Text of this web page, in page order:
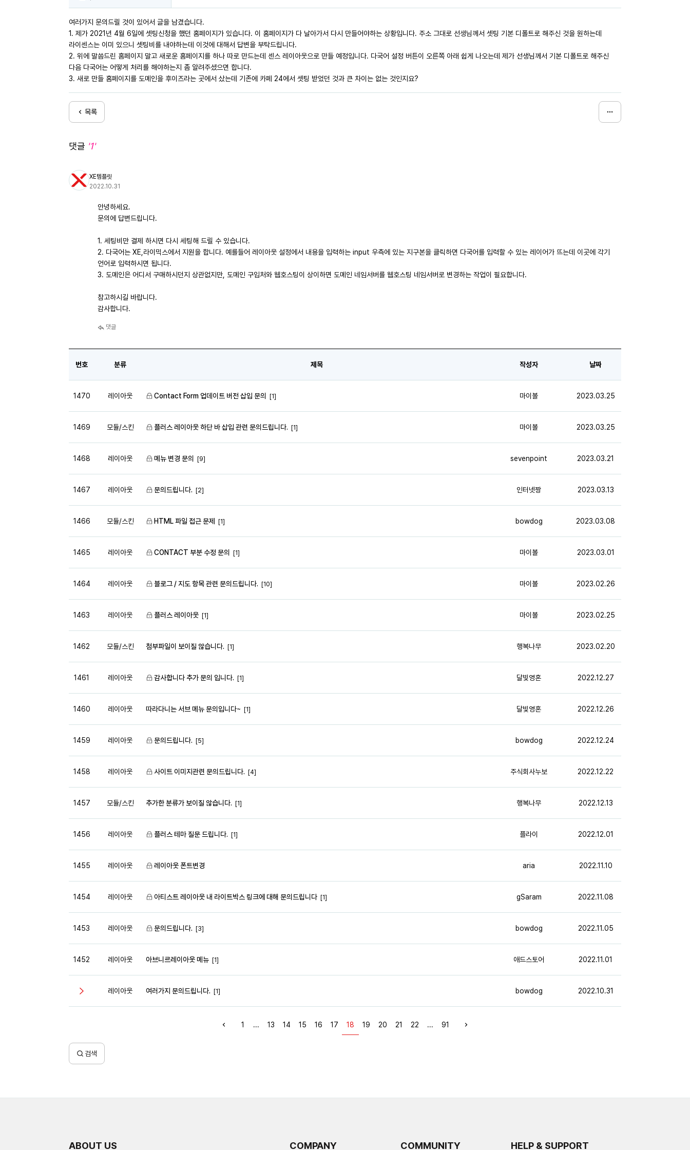
여러가지 문의드릴 것이 있어서 글을 남겼습니다.
1. 제가 2021년 4월 6일에 셋팅신청을 했던 홈페이지가 있습니다. 이 홈페이지가 다 날아가서 다시 만들어야하는 상황입니다. 주소 그대로 선생님께서 셋팅 기본 디폴트로 해주신 것을 원하는데
라이센스는 이미 있으니 셋팅비를 내야하는데 이것에 대해서 답변을 부탁드립니다.
2. 위에 말씀드린 홈페이지 말고 새로운 홈페이지를 하나 따로 만드는데 센스 레이아웃으로 만들 예정입니다. 다국어 설정 버튼이 오른쪽 아래 쉽게 나오는데 제가 선생님께서 기본 디폴트로 해주신
다음 다국어는 어떻게 처리를 해야하는지 좀 알려주셨으면 합니다.
3. 새로 만들 홈페이지를 도메인을 후이즈라는 곳에서 샀는데 기존에 카페 24에서 셋팅 받었던 것과 큰 차이는 없는 것인지요?
목록
댓글 '1'
XE템플릿
2022.10.31
안녕하세요.
문의에 답변드립니다.
1. 세팅비만 결제 하시면 다시 세팅해 드릴 수 있습니다.
2. 다국어는 XE,라이믹스에서 지원을 합니다. 예를들어 레이아웃 설정에서 내용을 입력하는 input 우측에 있는 지구본을 클릭하면 다국어를 입력할 수 있는 레이어가 뜨는데 이곳에 각기
언어로 입력하시면 됩니다.
3. 도메인은 어디서 구매하시던지 상관없지만, 도메인 구입처와 웹호스팅이 상이하면 도메인 네임서버를 웹호스팅 네임서버로 변경하는 작업이 필요합니다.
참고하시길 바랍니다.
감사합니다.
댓글
번호 분류 제목 작성자 날짜
1470 레이아웃 Contact Form 업데이트 버전 삽입 문의 [1] 마이볼 2023.03.25
1469 모듈/스킨 플러스 레이아웃 하단 바 삽입 관련 문의드립니다. [1] 마이볼 2023.03.25
1468 레이아웃 메뉴 변경 문의 [9] sevenpoint 2023.03.21
1467 레이아웃 문의드립니다. [2] 인터넷짱 2023.03.13
1466 모듈/스킨 HTML 파일 접근 문제 [1] bowdog 2023.03.08
1465 레이아웃 CONTACT 부분 수정 문의 [1] 마이볼 2023.03.01
1464 레이아웃 블로그 / 지도 항목 관련 문의드립니다. [10] 마이볼 2023.02.26
1463 레이아웃 플러스 레이아웃 [1] 마이볼 2023.02.25
1462 모듈/스킨 첨부파일이 보이질 않습니다. [1] 행복나무 2023.02.20
1461 레이아웃 감사합니다 추가 문의 입니다. [1] 달빛영혼 2022.12.27
1460 레이아웃 따라다니는 서브 메뉴 문의입니다~ [1] 달빛영혼 2022.12.26
1459 레이아웃 문의드립니다. [5] bowdog 2022.12.24
1458 레이아웃 사이트 이미지관련 문의드립니다. [4] 주식회사누보 2022.12.22
1457 모듈/스킨 추가한 분류가 보이질 않습니다. [1] 행복나무 2022.12.13
1456 레이아웃 플러스 테마 질문 드립니다. [1] 플라이 2022.12.01
1455 레이아웃 레이아웃 폰트변경 aria 2022.11.10
1454 레이아웃 아티스트 레이아웃 내 라이트박스 링크에 대해 문의드립니다 [1] gSaram 2022.11.08
1453 레이아웃 문의드립니다. [3] bowdog 2022.11.05
1452 레이아웃 아브니르레이아웃 메뉴 [1] 애드스토어 2022.11.01
레이아웃 여러가지 문의드립니다. [1] bowdog 2022.10.31
1 ... 13 14 15 16 17 18 19 20 21 22 ... 91
검색
ABOUT US COMPANY COMMUNITY HELP & SUPPORT